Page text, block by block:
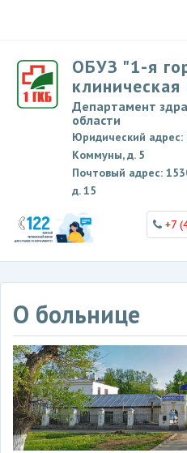
ОБУЗ "1-я
Департамент
области
Юридический адрес:
Коммуны, д. 5
Почтовый адрес:
д. 15
+7
О больнице